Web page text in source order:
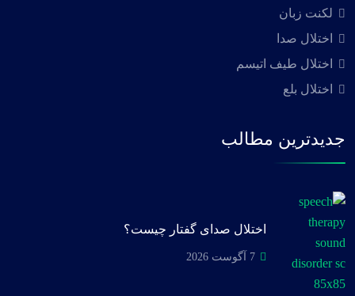
لکنت زبان
اختلال صدا
اختلال طیف اتیسم
اختلال بلع
جدیدترین مطالب
اختلال صدای گفتار چیست؟
7 آگوست 2026